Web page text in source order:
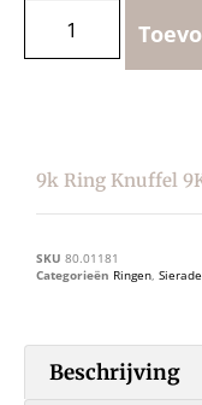
9k Ring Knuffel
SKU 80.01181
Categorieën Ringen,
Beschrijving